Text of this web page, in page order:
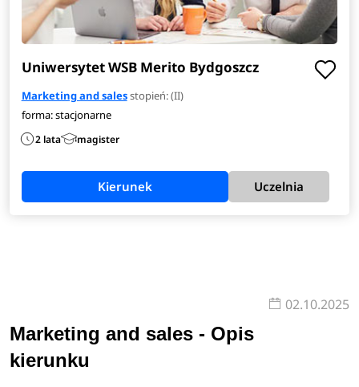
Uniwersytet WSB Merito Bydgoszcz
Marketing and salesstopień: (II)
forma: stacjonarne
2 lata magister
Kierunek Uczelnia
02.10.2025
Marketing and sales - Opis
kierunku